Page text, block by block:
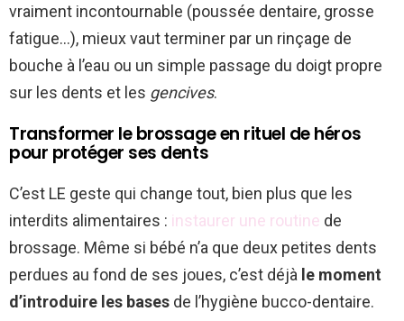
vraiment incontournable (poussée dentaire, grosse
fatigue…), mieux vaut terminer par un rinçage de
bouche à l’eau ou un simple passage du doigt propre
sur les dents et les gencives.
Transformer le brossage en rituel de héros
pour protéger ses dents
C’est LE geste qui change tout, bien plus que les
interdits alimentaires : instaurer une routine de
brossage. Même si bébé n’a que deux petites dents
perdues au fond de ses joues, c’est déjà le moment
d’introduire les bases de l’hygiène bucco-dentaire.